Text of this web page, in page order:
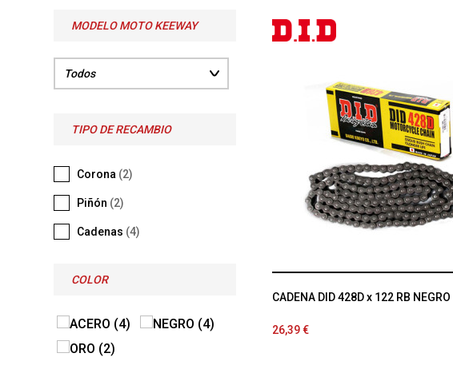
MODELO MOTO KEEWAY
TIPO DE RECAMBIO
Corona (2)
Piñón (2)
Cadenas (4)
COLOR
CADENA DID 428D x 122 RB NEGRO
26,39 €